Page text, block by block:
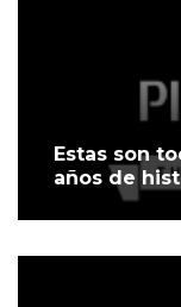
Estas son
años de